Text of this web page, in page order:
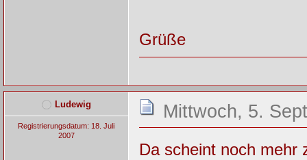
Grüße
Ludewig
Registrierungsdatum: 18. Juli
2007
Mittwoch, 5.
Da scheint noch mehr